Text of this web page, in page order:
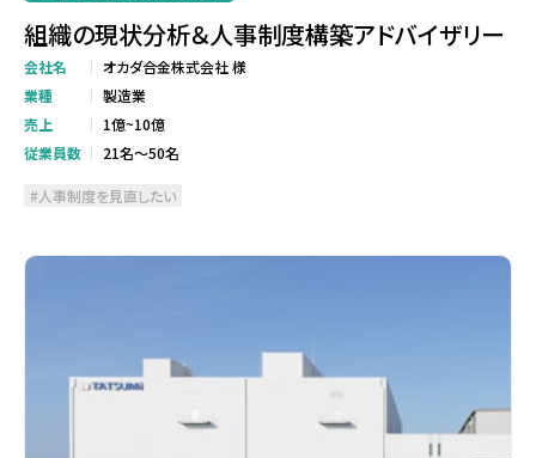
組織の現状分析＆人事制度構築アドバイザリー
会社名
オカダ合金株式会社 様
業種
製造業
売上
1億~10億
従業員数
21名～50名
人事制度を見直したい